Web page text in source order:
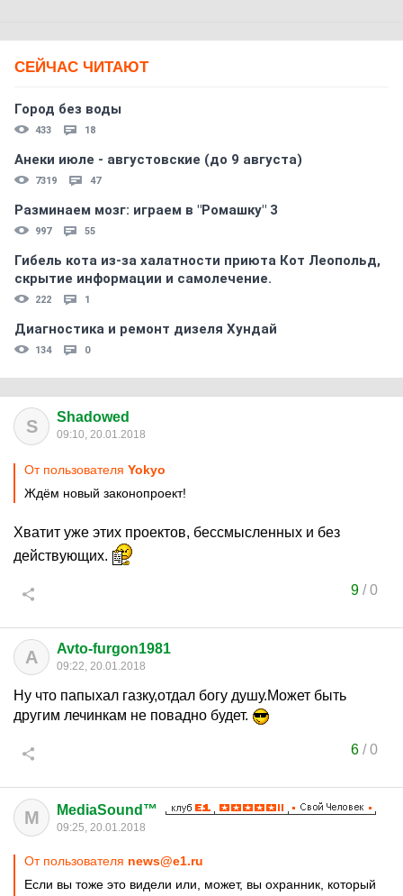
СЕЙЧАС ЧИТАЮТ
Город без воды
433 18
Анеки июле - августовские (до 9 августа)
7319 47
Разминаем мозг: играем в "Ромашку" 3
997 55
Гибель кота из-за халатности приюта Кот Леопольд,
скрытиe информации и самолечение.
222 1
Диагностика и ремонт дизеля Хундай
134 0
S Shadowed
09:10, 20.01.2018
От пользователя Yokyo
Ждём новый законопроект!
Хватит уже этих проектов, бессмысленных и без
действующих.
9/0
A Avto-furgon1981
09:22, 20.01.2018
Ну что папыхал газку,отдал богу душу.Может быть
другим лечинкам не повадно будет.
6/0
M MediaSound™
09:25, 20.01.2018
От пользователя news@e1.ru
Если вы тоже это видели или, может, вы охранник, который